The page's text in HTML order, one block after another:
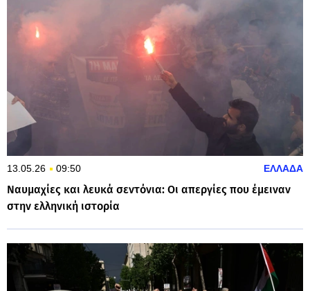
13.05.26 09:50 ΕΛΛΑΔΑ
Ναυμαχίες και λευκά σεντόνια: Οι απεργίες που έμειναν
στην ελληνική ιστορία